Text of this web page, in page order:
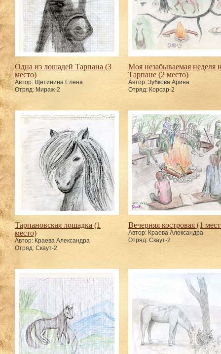
Одна из лошадей Тарпана (3
место)
Автор: Щетинина Елена
Отряд: Мираж-2
Моя незабываемая неделя
Тарпане (2 место)
Автор: Зубкова Арина
Отряд: Корсар-2
Тарпановская лошадка (1
место)
Автор: Краева Александра
Отряд: Скаут-2
Вечерняя костровая (1
Автор: Краева Александра
Отряд: Скаут-2